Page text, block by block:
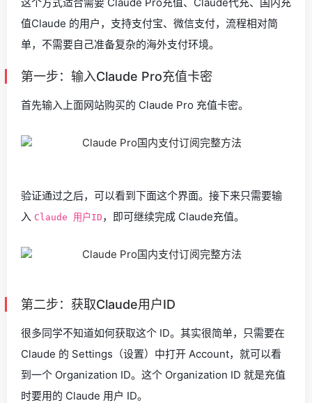
值Claude 的用户，支持支付宝、微信支付，流程相对简
单，不需要自己准备复杂的海外支付环境。
第一步：输入Claude Pro充值卡密
首先输入上面网站购买的 Claude Pro 充值卡密。
验证通过之后，可以看到下面这个界面。接下来只需要输
入 Claude 用户ID ，即可继续完成 Claude充值。
第二步：获取Claude用户ID
很多同学不知道如何获取这个 ID。其实很简单，只需要在
Claude 的 Settings（设置）中打开 Account，就可以看
到一个 Organization ID。这个 Organization ID 就是充值
时要用的 Claude 用户 ID。